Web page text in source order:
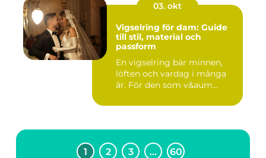
03. okt
Vigselring för dam: Guide
till stil, material och
passform
En vigselring bär minnen,
löften och vardag i många
år. För den som v&aum...
1 2 3 … 60